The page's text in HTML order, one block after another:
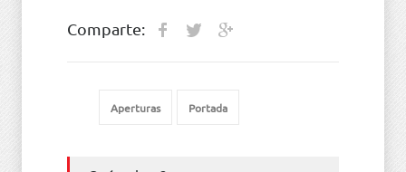
Comparte:
Aperturas Portada